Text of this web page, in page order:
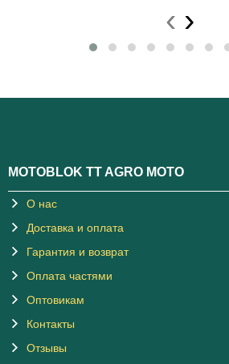
‹ ›
MOTOBLOK TT AGRO MOTO
О нас
Доставка и оплата
Гарантия и возврат
Оплата частями
Оптовикам
Контакты
Отзывы